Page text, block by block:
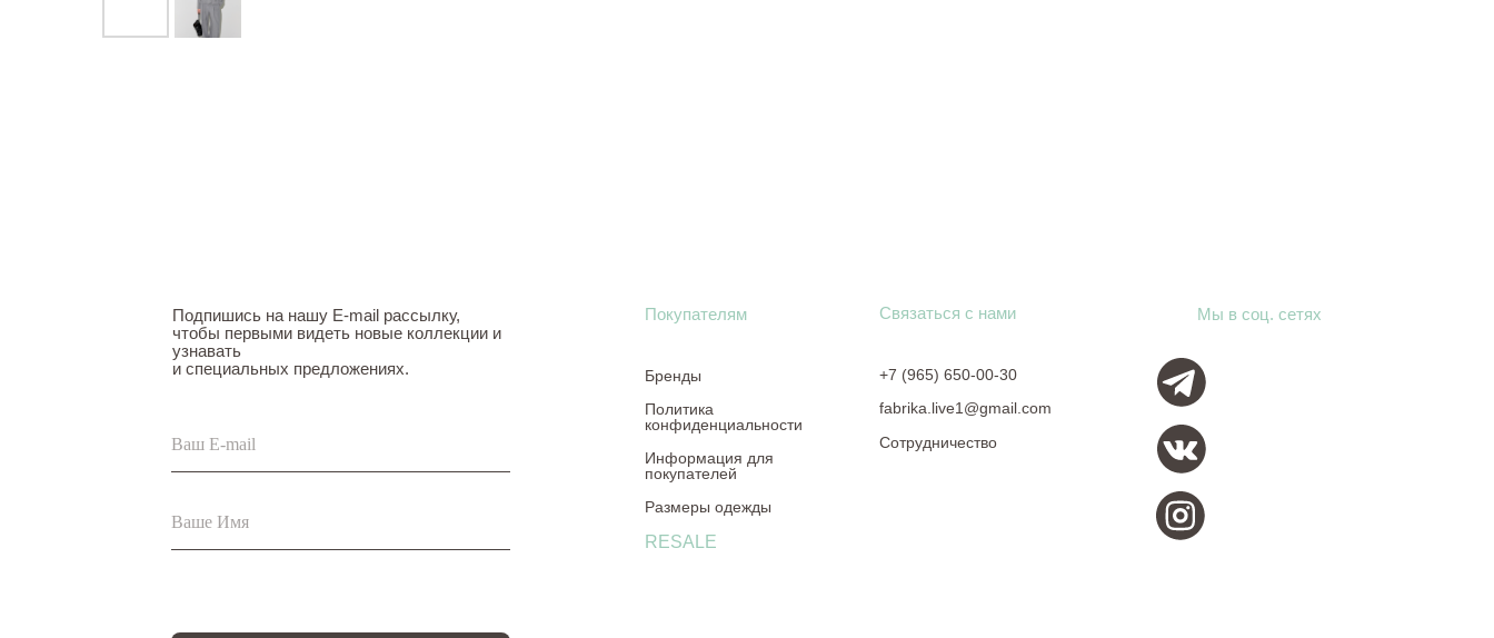
Мы в соц. сетях
Связаться с нами
Сотрудничество
+7 (965) 650-00-30
fabrika.live1@gmail.com
Покупателям
RESALE
Размеры одежды
Информация для
покупателей
Политика
конфиденциальности
Бренды
Подпишись на нашу E-mail рассылку,
чтобы первыми видеть новые коллекции и
узнавать
и специальных предложениях.